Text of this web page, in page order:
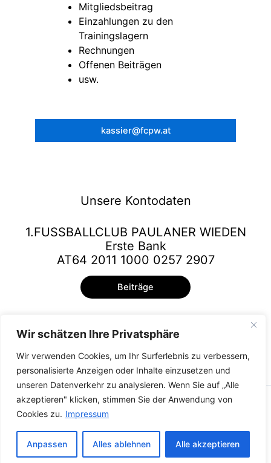
Wir schätzen Ihre Privatsphäre
Wir verwenden Cookies, um Ihr Surferlebnis zu verbessern,
personalisierte Anzeigen oder Inhalte einzusetzen und
unseren Datenverkehr zu analysieren. Wenn Sie auf „Alle
akzeptieren" klicken, stimmen Sie der Anwendung von
Cookies zu. Impressum
Anpassen Alles ablehnen Alle akzeptieren
Mitgliedsbeitrag
Einzahlungen zu den
Trainingslagern
Rechnungen
Offenen Beiträgen
usw.
kassier@fcpw.at
Unsere Kontodaten
1.FUSSBALLCLUB PAULANER WIEDEN
Erste Bank
AT64 2011 1000 0257 2907
Beiträge
Copyright © 2026
Impressum
Login